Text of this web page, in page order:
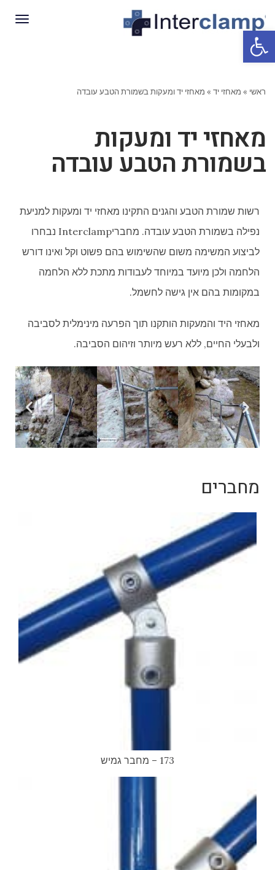
ראשי » מאחזי יד » מאחזי יד ומעקות בשמורת הטבע עובדה
מאחזי יד ומעקות
בשמורת הטבע עובדה
רשות שמורת הטבע והגנים התקינו מאחזי יד ומעקות למניעת
נפילה בשמורת הטבע עובדה. מחבריInterclamp נבחרו
לביצוע המשימה משום שהשימוש בהם פשוט וקל ואינו דורש
הלחמה ולכן מיועד במיוחד לעבודות מתכת ללא הלחמה
במקומות בהם אין גישה לחשמל.
מאחזי היד והמעקות הותקנו תוך הפרעה מינימלית לסביבה
ולבעלי החיים, ללא רעש מיותר וזיהום הסביבה.
מחברים
173 – מחבר גמיש
פתח סרגל נגישות